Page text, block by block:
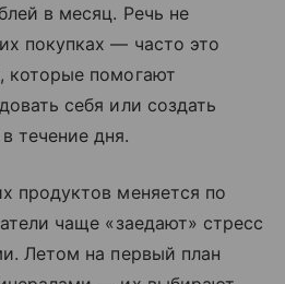
в месяц. Речь не
покупках — часто это
которые помогают
себя или создать
течение дня.
продуктов меняется по
чаще «заедают» стресс
Летом на первый план